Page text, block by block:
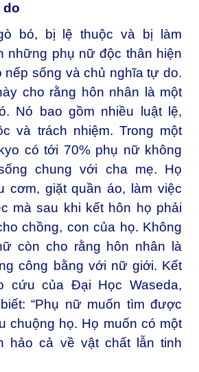
bó, bị lệ thuộc và bị làm
những phụ nữ độc thân hiện
nếp sống và chủ nghĩa tự do.
cho rằng hôn nhân là một
Nó bao gồm nhiều luật lệ,
và trách nhiệm. Trong một
có tới 70% phụ nữ không
chung với cha mẹ. Họ
cơm, giặt quần áo, làm việc
mà sau khi kết hôn họ phải
chồng, con của họ. Không
còn cho rằng hôn nhân là
công bằng với nữ giới. Kết
cứu của Đại Học Waseda,
“Phụ nữ muốn tìm được
chuộng họ. Họ muốn có một
hảo cả về vật chất lẫn tinh